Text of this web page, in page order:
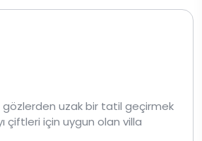
uzak bir tatil geçirmek
çiftleri için uygun olan villa